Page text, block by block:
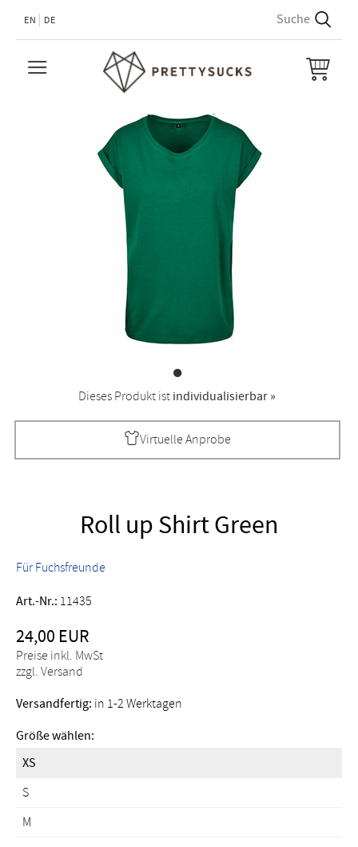
EN DE
Dieses Produkt ist individualisierbar »
Virtuelle Anprobe
Roll up Shirt Green
Für Fuchsfreunde
Art.-Nr.: 11435
24,00 EUR
Preise inkl. MwSt
zzgl. Versand
Versandfertig: in 1-2 Werktagen
Größe wählen:
XS
S
M